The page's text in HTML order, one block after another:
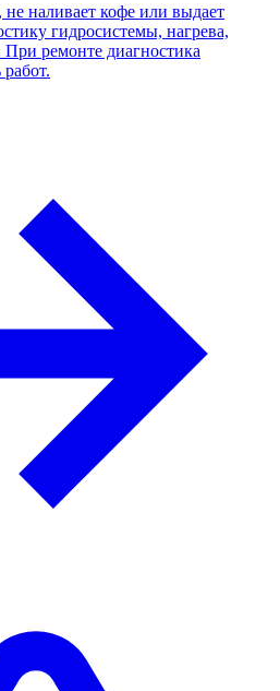
наливает кофе или выдает
гидросистемы, нагрева,
ремонте диагностика